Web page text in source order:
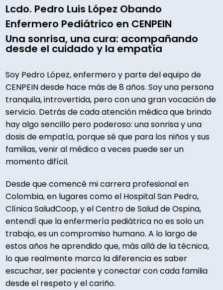
Lcdo. Pedro Luis López Obando
Enfermero Pediátrico en CENPEIN
Una sonrisa, una cura: acompañando
desde el cuidado y la empatía
Soy Pedro López, enfermero y parte del equipo de
CENPEIN desde hace más de 8 años. Soy una persona
tranquila, introvertida, pero con una gran vocación de
servicio. Detrás de cada atención médica que brindo
hay algo sencillo pero poderoso: una sonrisa y una
dosis de empatía, porque sé que para los niños y sus
familias, venir al médico a veces puede ser un
momento difícil.
Desde que comencé mi carrera profesional en
Colombia, en lugares como el Hospital San Pedro,
Clínica SaludCoop, y el Centro de Salud de Ospina,
entendí que la enfermería pediátrica no es solo un
trabajo, es un compromiso humano. A lo largo de
estos años he aprendido que, más allá de la técnica,
lo que realmente marca la diferencia es saber
escuchar, ser paciente y conectar con cada familia
desde el respeto y el cariño.